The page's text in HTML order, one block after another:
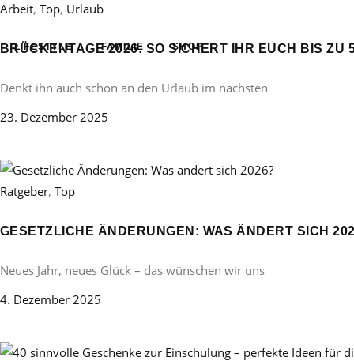
LIFESTYLE FAMILIE SHOP
Arbeit, Top, Urlaub
BRÜCKENTAGE 2026: SO SICHERT IHR EUCH BIS ZU
Denkt ihn auch schon an den Urlaub im nächsten
23. Dezember 2025
Ratgeber, Top
GESETZLICHE ÄNDERUNGEN: WAS ÄNDERT SICH
Neues Jahr, neues Glück – das wünschen wir uns
4. Dezember 2025